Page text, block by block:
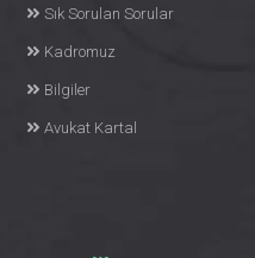
Sık Sorulan Sorular
Kadromuz
Bilgiler
Avukat Kartal